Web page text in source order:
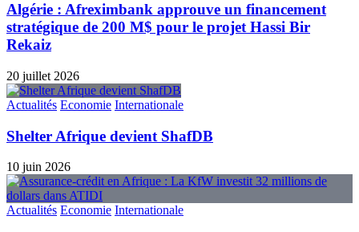
Algérie : Afreximbank approuve un financement
stratégique de 200 M$ pour le projet Hassi Bir
Rekaiz
20 juillet 2026
Actualités Economie Internationale
Shelter Afrique devient ShafDB
10 juin 2026
Actualités Economie Internationale